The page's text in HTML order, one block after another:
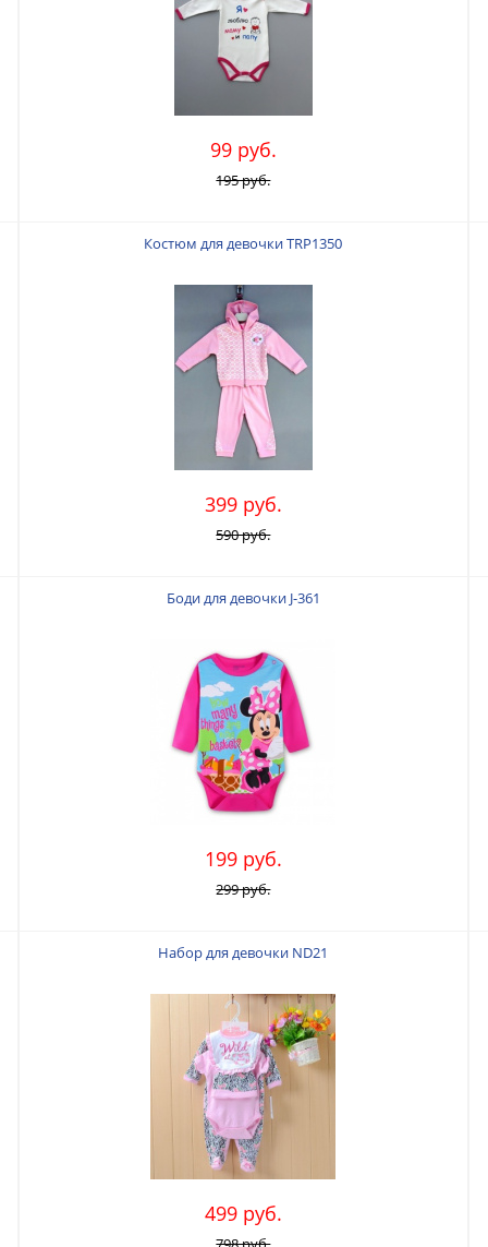
99 руб.
195 руб.
Костюм для девочки TRP1350
399 руб.
590 руб.
Боди для девочки J-361
199 руб.
299 руб.
Набор для девочки ND21
499 руб.